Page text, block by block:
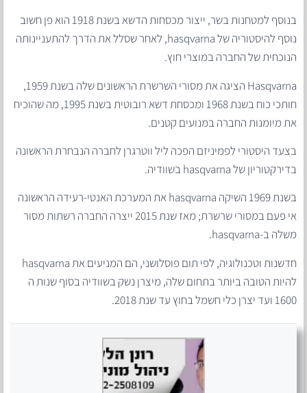
בנוסף למטחנות בשר, ייצור מכסחות הדשא בשנת 1918 הוא פן חשוב
נוסף להיסטוריה של hasqvarna, לאחר שסלל את הדרך להתעניינותה
הנוכחית של החברה במוצרי חוץ.
Hasqvarna הציגה את מסורי השרשרת הראשונים שלה בשנת 1959,
חותכי כוח בשנת 1968 ומכסחת דשא רובוטית בשנת 1995, מה שהוכיח
את מיומנות החברה במנועים קטנים.
בצעד היסטורי לפמיניזם הפכה ליל ווטרגרן לחברה הנבחרת הראשונה
בדירקטוריון של hasqvarna בשוודיה.
בשנת 1969 השיקה hasqvarna את המערכת האנטי-רעידה הראשונה
אי פעם במסורי שרשרת; מאז שנת 2015 ייצרה החברה רשתות מסור
משלה ב-hasqvarna.
חדשנות וטכנולוגיה, לפי תום פוסלושני, הם המניעים את hasqvarna
להיות הטובה ביותר בתחום שלה, מיצרן נשק בשוודיה בסוף שנות ה
1600 ועד יצרן כלי חשמל בחוץ עד שנת 2018.